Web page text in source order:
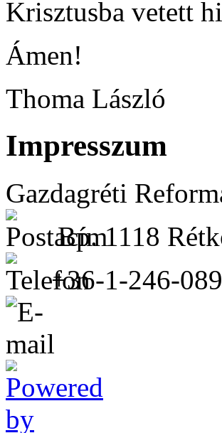
Krisztusba vetett
Ámen!
Thoma László
Impresszum
Gazdagréti
Bp. 1118
+36-1-246-